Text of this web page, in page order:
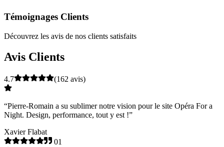
Témoignages Clients
Découvrez les avis de nos clients satisfaits
Avis Clients
4.7 (162 avis)
“Pierre-Romain a su sublimer notre vision pour le site Opéra For a
Night. Design, performance, tout y est !”
Xavier Flabat
01